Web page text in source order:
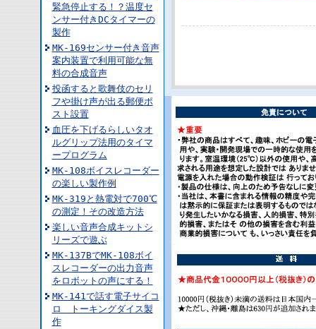
緊急停止する！？温度セ
ンサー付きDCタイマーの
製作
MK-169センサー付き音声
案内装置で利用可能な無
料の合成音声
投函すると歌舞伎のセリ
フや掛け声が出る郵便ポ
スト設置
血圧を下げるらしいタオ
ルグリップ法用のタイマ
ープログラム
MK-108ボイスレコーダー
の楽しい製作例
MK-319と熱電対で700℃
の測定！その改造方法
楽しい音声合成キットシ
リーズで遊ぶ
MK-137BでMK-108ボイ
スレコーダーの出力音声
をロボットの声にする！
MK-141で話す電子サイコ
ロ トーキングダイス製
作